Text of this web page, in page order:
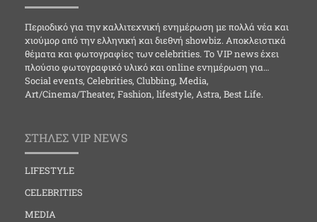
Περιοδικό για την καλλιτεχνική ενημέρωση με πολλά νέα και
χιούμορ από την ελληνική και διεθνή showbiz. Αποκλειστικά
θέματα και φωτογραφίες των celebrities. Το VIP news έχει
πλούσιο φωτογραφικό υλικό και online ενημέρωση για…
Social events, Celebrities, Clubbing, Media,
Art/Cinema/Theater, Fashion, lifestyle, Astra, Best Life.
ΣΤΗΛΕΣ VIP NEWS
LIFESTYLE
CELEBRITIES
MEDIA